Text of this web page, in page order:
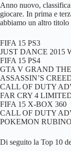
Anno nuovo,
giocare. In prima e
abbiamo un altro titolo
FIFA 15 PS3
JUST DANCE 2015
FIFA 15 PS4
GTA V GRAND
ASSASSIN’S
CALL OF DUTY
FAR CRY 4
FIFA 15 X-BOX 360
CALL OF DUTY
POKEMON
Di seguito la Top 10